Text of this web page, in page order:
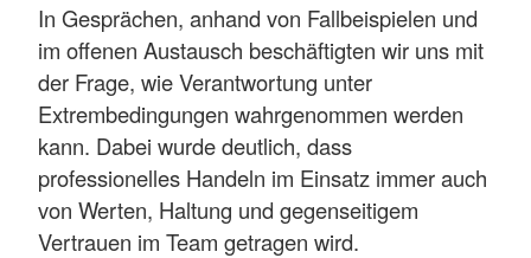
In Gesprächen, anhand von Fallbeispielen und
im offenen Austausch beschäftigten wir uns mit
der Frage, wie Verantwortung unter
Extrembedingungen wahrgenommen werden
kann. Dabei wurde deutlich, dass
professionelles Handeln im Einsatz immer auch
von Werten, Haltung und gegenseitigem
Vertrauen im Team getragen wird.